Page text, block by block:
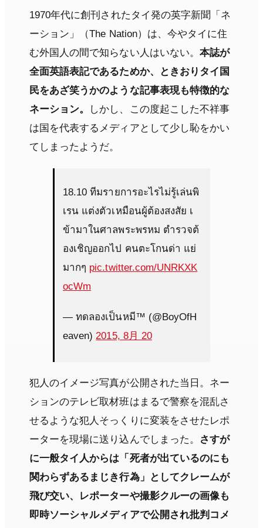
1970年代に創刊されたタイ発の英字新聞「ネ
ーション」（The Nation）は、今やタイに住
む外国人の間で知らない人はいない。 本誌が
全面英語表記であるためか、ときおりタイ国
民をあざ笑うかのような記事表現も特徴的な
ネーション。
しかし、この度起こした不祥事
は国を代表するメディアとして少し恥をかい
てしまったようだ。
18.10 ทีมรายการอะไรไม่รู้เล่นพิ
เรน แต่งตัวเหมือนผู้ต้องสงสัย เ
ข้ามาในศาลพระพรหม ตำรวจต้
องเชิญออกไป คนตะโกนด่า แย่
มากๆ pic.twitter.com/UNRKXK
ocWm
— ทดลองเป็นหมี™ (@BoyOfH
eaven)2015, 8月 20
犯人のイメージ写真が公開された当日。ネー
ションのテレビ取材班はまるで警察を混乱さ
せるような犯人そっくりに変装をさせたレポ
ーターを現場に送り込んでしまった。
さすが
に一般タイ人からは「死者が出ているのにも
関わらずあるまじき行為」としてクレームが
飛び交い、レポーターや撮影クルーの画像も
即時ソーシャルメディアで公開され批判コメ